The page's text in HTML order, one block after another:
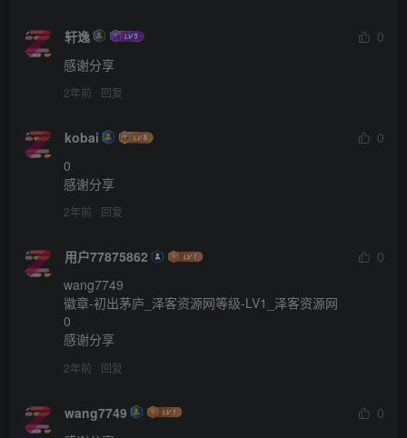
轩逸
0
感谢分享
2年前 回复
kobai
0
0
感谢分享
2年前 回复
用户77875862
0
wang7749
徽章-初出茅庐_泽客资源网等级-LV1_泽客资源网
0
感谢分享
2年前 回复
wang7749
0